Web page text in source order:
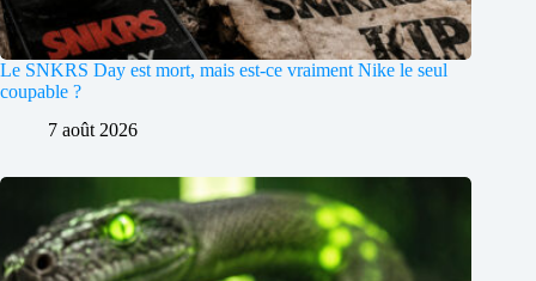
Le SNKRS Day est mort, mais est-ce vraiment Nike le seul
coupable ?
7 août 2026